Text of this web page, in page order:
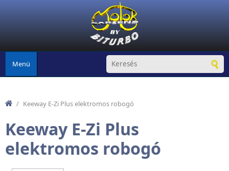
Menü
/ Keeway E-Zi Plus elektromos robogó
Keeway E-Zi Plus
elektromos robogó